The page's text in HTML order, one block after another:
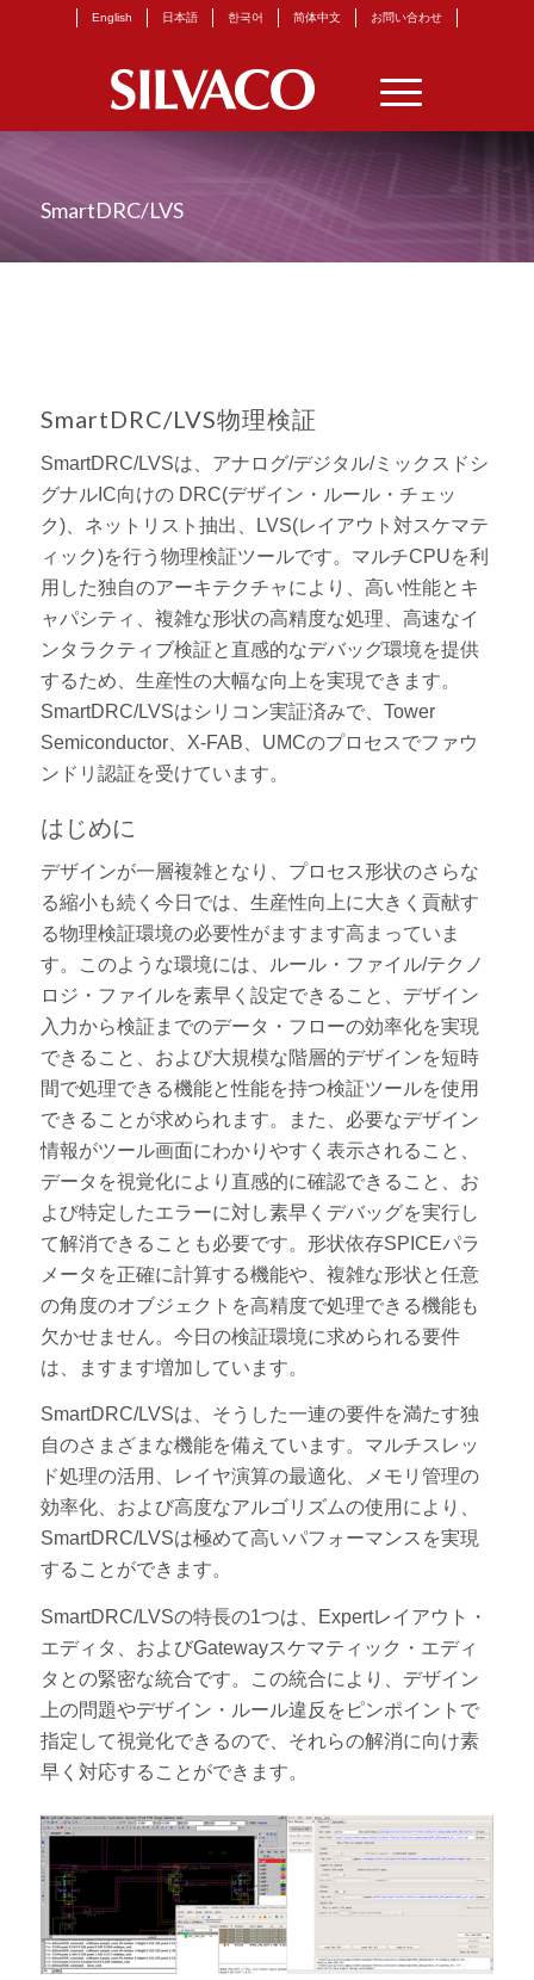
English 日本語 한국어 简体中文 お問い合わせ
SmartDRC/LVS
SmartDRC/LVS物理検証
SmartDRC/LVSは、アナログ/デジタル/ミックスドシ
グナルIC向けの DRC(デザイン・ルール・チェッ
ク)、ネットリスト抽出、LVS(レイアウト対スケマテ
ィック)を行う物理検証ツールです。マルチCPUを利
用した独自のアーキテクチャにより、高い性能とキ
ャパシティ、複雑な形状の高精度な処理、高速なイ
ンタラクティブ検証と直感的なデバッグ環境を提供
するため、生産性の大幅な向上を実現できます。
SmartDRC/LVSはシリコン実証済みで、Tower
Semiconductor、X-FAB、UMCのプロセスでファウ
ンドリ認証を受けています。
はじめに
デザインが一層複雑となり、プロセス形状のさらな
る縮小も続く今日では、生産性向上に大きく貢献す
る物理検証環境の必要性がますます高まっていま
す。このような環境には、ルール・ファイル/テクノ
ロジ・ファイルを素早く設定できること、デザイン
入力から検証までのデータ・フローの効率化を実現
できること、および大規模な階層的デザインを短時
間で処理できる機能と性能を持つ検証ツールを使用
できることが求められます。また、必要なデザイン
情報がツール画面にわかりやすく表示されること、
データを視覚化により直感的に確認できること、お
よび特定したエラーに対し素早くデバッグを実行し
て解消できることも必要です。形状依存SPICEパラ
メータを正確に計算する機能や、複雑な形状と任意
の角度のオブジェクトを高精度で処理できる機能も
欠かせません。今日の検証環境に求められる要件
は、ますます増加しています。
SmartDRC/LVSは、そうした一連の要件を満たす独
自のさまざまな機能を備えています。マルチスレッ
ド処理の活用、レイヤ演算の最適化、メモリ管理の
効率化、および高度なアルゴリズムの使用により、
SmartDRC/LVSは極めて高いパフォーマンスを実現
することができます。
SmartDRC/LVSの特長の1つは、Expertレイアウト・
エディタ、およびGatewayスケマティック・エディ
タとの緊密な統合です。この統合により、デザイン
上の問題やデザイン・ルール違反をピンポイントで
指定して視覚化できるので、それらの解消に向け素
早く対応することができます。